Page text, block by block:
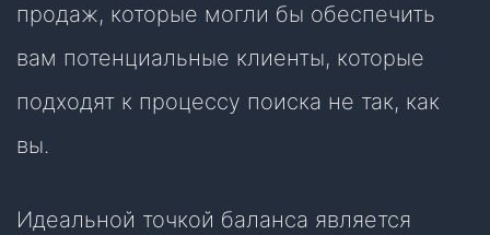
продаж, которые могли бы обеспечить
вам потенциальные клиенты, которые
подходят к процессу поиска не так, как
вы.
Идеальной точкой баланса является